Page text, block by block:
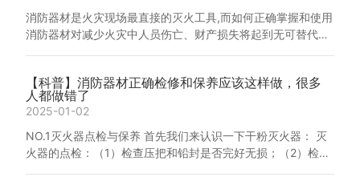
消防器材是火灾现场最直接的灭火工具,而如何正确掌握和使用
消防器材对减少火灾中人员伤亡、财产损失将起到无可替代的
出，拉开箱门后，取下水枪拉转水带盘，拉出水带，同时把水
带接口与消火栓接口连接上，按下箱体内的消火栓报警按钮，
把室内消火栓手轮顺开启方向旋开，即能进行喷水灭火。 2、
消防水带
【科普】消防器材正确检修和保养应该这样做，很多
人都做错了
2025-01-02
NO.1灭火器点检与保养 首先我们来认识一下干粉灭火器： 灭
火器的点检：（1）检查压把和铅封是否完好无损；（2）检查